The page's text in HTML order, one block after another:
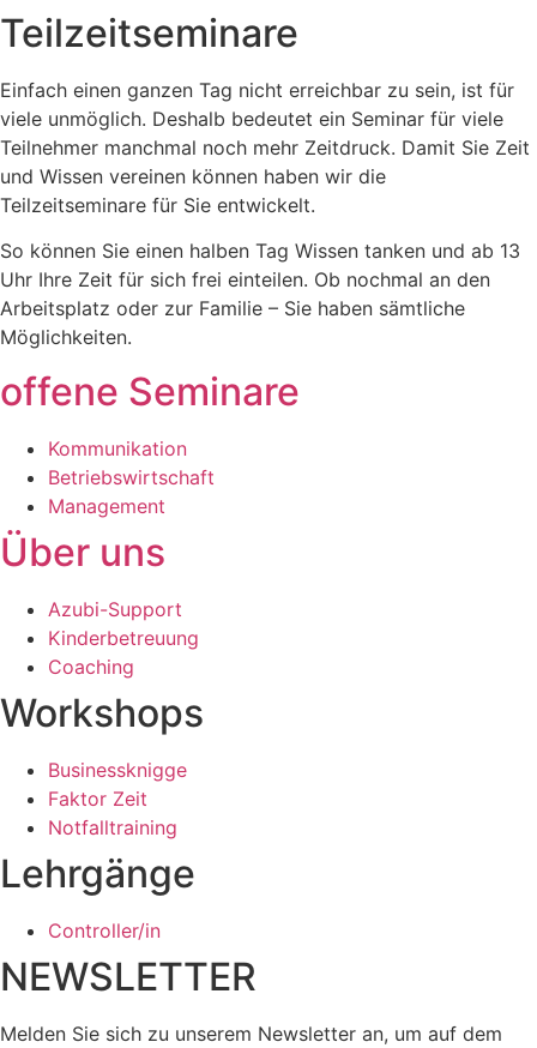
Teilzeitseminare
Einfach einen ganzen Tag nicht erreichbar zu sein, ist für
viele unmöglich. Deshalb bedeutet ein Seminar für viele
Teilnehmer manchmal noch mehr Zeitdruck. Damit Sie Zeit
und Wissen vereinen können haben wir die
Teilzeitseminare für Sie entwickelt.
So können Sie einen halben Tag Wissen tanken und ab 13
Uhr Ihre Zeit für sich frei einteilen. Ob nochmal an den
Arbeitsplatz oder zur Familie – Sie haben sämtliche
Möglichkeiten.
offene Seminare
Kommunikation
Betriebswirtschaft
Management
Über uns
Azubi-Support
Kinderbetreuung
Coaching
Workshops
Businessknigge
Faktor Zeit
Notfalltraining
Lehrgänge
Controller/in
NEWSLETTER
Melden Sie sich zu unserem Newsletter an, um auf dem